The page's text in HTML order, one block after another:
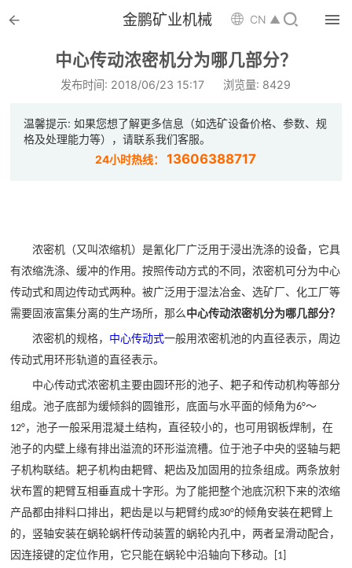
 金鹏矿业机械 CN ▲ 
中心传动浓密机分为哪几部分？
发布时间: 2018/06/23 15:17 浏览量: 8429
温馨提示: 如果您想了解更多信息（如选矿设备价格、参数、规
格及处理能力等），请联系我们客服。
24小时热线：13606388717
浓密机（又叫浓缩机）是氰化厂广泛用于浸出洗涤的设备，它具
有浓缩洗涤、缓冲的作用。按照传动方式的不同，浓密机可分为中心
传动式和周边传动式两种。被广泛用于湿法冶金、选矿厂、化工厂等
需要固液富集分离的生产场所，那么中心传动浓密机分为哪几部分？
浓密机的规格， 中心传动式一般用浓密机池的内直径表示，周边
传动式用环形轨道的直径表示。
中心传动式浓密机主要由圆环形的池子、耙子和传动机构等部分
组成。池子底部为缓倾斜的圆锥形，底面与水平面的倾角为6°～
12°，池子一般采用混凝土结构，直径较小的，也可用钢板焊制，在
池子的内壁上缘有排出溢流的环形溢流槽。位于池子中央的竖轴与耙
子机构联结。耙子机构由耙臂、耙齿及加固用的拉条组成。两条放射
状布置的耙臂互相垂直成十字形。为了能把整个池底沉积下来的浓缩
产品都由排料口排出，耙齿是以与耙臂约成30°的倾角安装在耙臂上
的，竖轴安装在蜗轮蜗杆传动装置的蜗轮内孔中，两者呈滑动配合，
因连接键的定位作用，它只能在蜗轮中沿轴向下移动。
[1]
 首页
 选矿设备
 配件耗材

 服务体系
 新闻中心
 选矿实验室
 关于金鹏
发展历程
企业文化
专家团队
 联系我们